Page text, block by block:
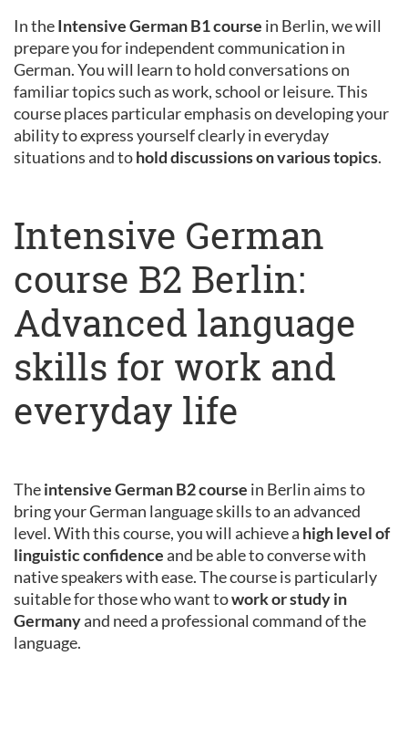
In theIntensive German B1 course in Berlin, we will
prepare you for independent communication in
German. You will learn to hold conversations on
familiar topics such as work, school or leisure. This
course places particular emphasis on developing your
ability to express yourself clearly in everyday
situations and tohold discussions on various topics.
Intensive German
course B2 Berlin:
Advanced language
skills for work and
everyday life
Theintensive German B2 course in Berlin aims to
bring your German language skills to an advanced
level. With this course, you will achieve a high level of
linguistic confidenceand be able to converse with
native speakers with ease. The course is particularly
suitable for those who want towork or study in
Germanyand need a professional command of the
language.